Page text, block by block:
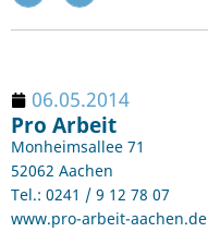
06.05.2014
Pro Arbeit
Monheimsallee 71
52062 Aachen
Tel.: 0241 / 9 12 78 07
www.pro-arbeit-aachen.de